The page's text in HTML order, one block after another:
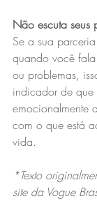
Não escuta seus
Se a sua
quando você fala
ou problemas,
indicador de que
emocionalmente
com o que está
vida.
*Texto
site da Vogue